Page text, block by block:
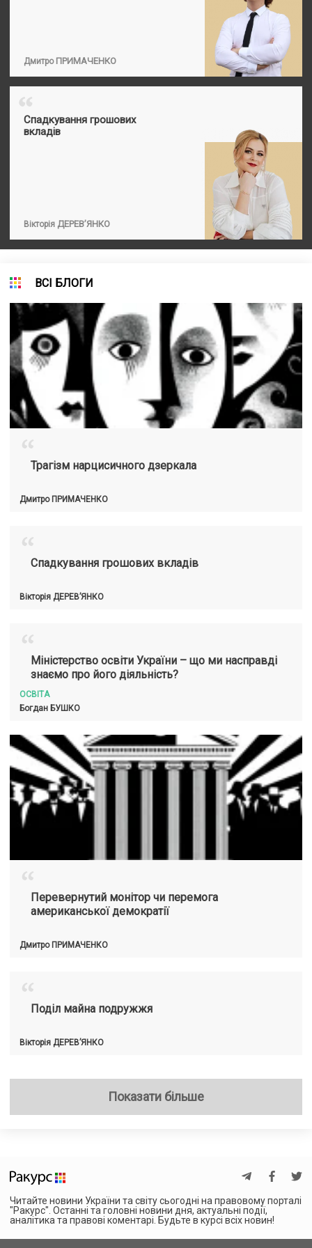
Дмитро ПРИМАЧЕНКО
“
Спадкування грошових
вкладів
Вікторія ДЕРЕВ’ЯНКО
ВСІ БЛОГИ
“Трагізм нарцисичного дзеркала
Дмитро ПРИМАЧЕНКО
“Спадкування грошових вкладів
Вікторія ДЕРЕВ’ЯНКО
“Міністерство освіти України – що ми насправді
знаємо про його діяльність?
ОСВІТА
Богдан БУШКО
“Перевернутий монітор чи перемога
американської демократії
Дмитро ПРИМАЧЕНКО
“Поділ майна подружжя
Вікторія ДЕРЕВ’ЯНКО
Показати більше
Читайте новини України та світу сьогодні на правовому порталі
"Ракурс". Останні та головні новини дня, актуальні події,
аналітика та правові коментарі. Будьте в курсі всіх новин!